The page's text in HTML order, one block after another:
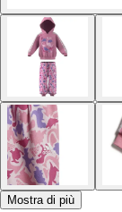
Mostra di più